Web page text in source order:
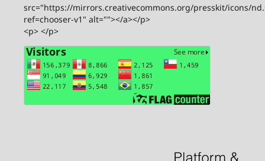
src="https://mirrors.creativecommons.org/presskit/icons/
ref=chooser-v1" alt=""></a></p>
<p> </p>